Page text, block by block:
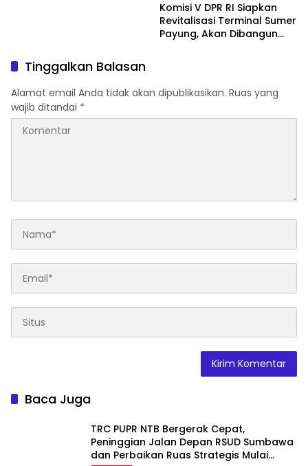
Komisi V DPR RI Siapkan
Revitalisasi Terminal Sumer
Payung, Akan Dibangun
Tinggalkan Balasan
Alamat email Anda tidak akan dipublikasikan. Ruas yang
wajib ditandai *
Baca Juga
TRC PUPR NTB Bergerak Cepat,
Peninggian Jalan Depan RSUD Sumbawa
dan Perbaikan Ruas Strategis Mulai